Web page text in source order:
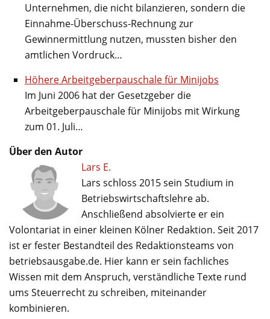
Unternehmen, die nicht bilanzieren, sondern die
Einnahme-Überschuss-Rechnung zur
Gewinnermittlung nutzen, mussten bisher den
amtlichen Vordruck…
Höhere Arbeitgeberpauschale für Minijobs
Im Juni 2006 hat der Gesetzgeber die
Arbeitgeberpauschale für Minijobs mit Wirkung
zum 01. Juli…
Über den Autor
Lars E.
Lars schloss 2015 sein Studium in
Betriebswirtschaftslehre ab.
Anschließend absolvierte er ein
Volontariat in einer kleinen Kölner Redaktion. Seit 2017
ist er fester Bestandteil des Redaktionsteams von
betriebsausgabe.de. Hier kann er sein fachliches
Wissen mit dem Anspruch, verständliche Texte rund
ums Steuerrecht zu schreiben, miteinander
kombinieren.